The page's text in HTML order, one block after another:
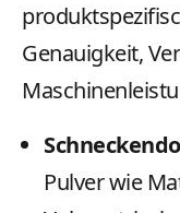
Genauigkeit,
Pulver wie